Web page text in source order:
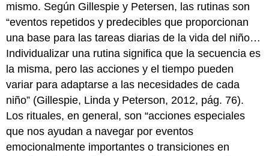
mismo. Según Gillespie y Petersen, las rutinas son
“eventos repetidos y predecibles que proporcionan
una base para las tareas diarias de la vida del niño…
Individualizar una rutina significa que la secuencia es
la misma, pero las acciones y el tiempo pueden
variar para adaptarse a las necesidades de cada
niño” (Gillespie, Linda y Peterson, 2012, pág. 76).
Los rituales, en general, son “acciones especiales
que nos ayudan a navegar por eventos
emocionalmente importantes o transiciones en